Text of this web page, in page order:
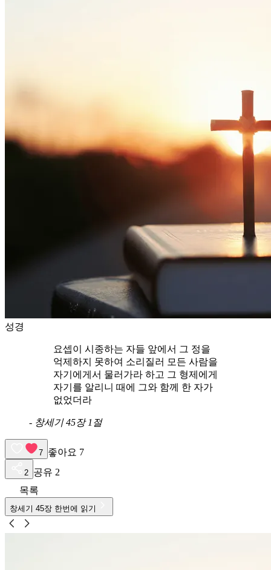
성경
요셉이 시종하는 자들 앞에서 그 정을
억제하지 못하여 소리질러 모든 사람을
자기에게서 물러가라 하고 그 형제에게
자기를 알리니 때에 그와 함께 한 자가
없었더라
- 창세기 45장 1절
7 좋아요 7
2 공유 2
목록
창세기 45장 한번에 읽기